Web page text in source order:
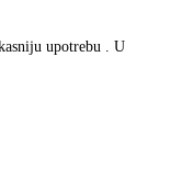
upotrebu . U